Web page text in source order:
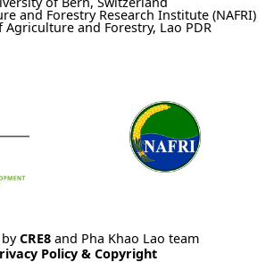
and Forestry Research Institute (NAFRI)
and Forestry, Lao PDR
CRE8and Pha Khao Lao team
Policy & Copyright